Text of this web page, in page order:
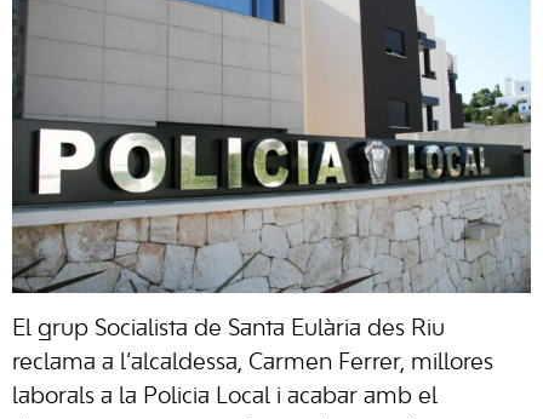
El grup Socialista de Santa Eulària des Riu
reclama a l’alcaldessa, Carmen Ferrer, millores
laborals a la Policia Local i acabar amb el